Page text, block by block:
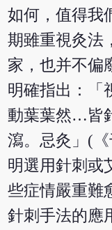
如何，值得我
期雖重視灸法
家，也并不偏
明確指出：「
動葉葉然…皆
瀉。忌灸」(
明選用針刺或
些症情嚴重難
針刺手法的應